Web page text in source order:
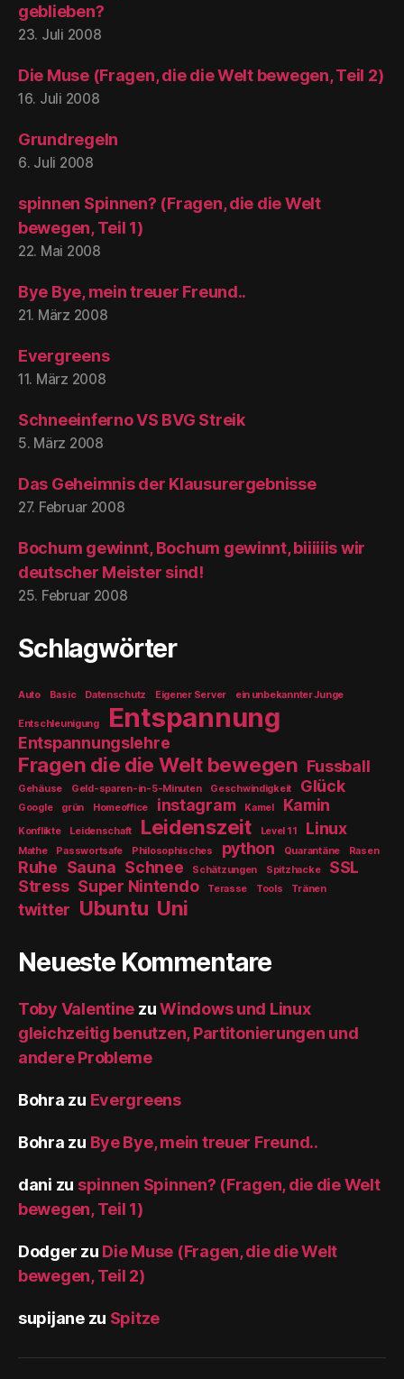
geblieben?
23. Juli 2008
Die Muse (Fragen, die die Welt bewegen, Teil 2)
16. Juli 2008
Grundregeln
6. Juli 2008
spinnen Spinnen? (Fragen, die die Welt
bewegen, Teil 1)
22. Mai 2008
Bye Bye, mein treuer Freund..
21. März 2008
Evergreens
11. März 2008
Schneeinferno VS BVG Streik
5. März 2008
Das Geheimnis der Klausurergebnisse
27. Februar 2008
Bochum gewinnt, Bochum gewinnt, biiiiiis wir
deutscher Meister sind!
25. Februar 2008
Schlagwörter
Auto Basic Datenschutz Eigener Server ein unbekannter Junge
Entschleunigung Entspannung
Entspannungslehre
Fragen die die Welt bewegen Fussball
Gehäuse Geld-sparen-in-5-Minuten Geschwindigkeit Glück
Google grün Homeoffice instagram Kamel Kamin
Konflikte Leidenschaft Leidenszeit Level 11 Linux
Mathe Passwortsafe Philosophisches python Quarantäne Rasen
Ruhe Sauna Schnee Schätzungen Spitzhacke
SSL
Stress Super Nintendo Terasse Tools Tränen
twitter Ubuntu Uni
Neueste Kommentare
Toby Valentine zuWindows und Linux
gleichzeitig benutzen, Partitonierungen und
andere Probleme
Bohra zu Evergreens
Bohra zu Bye Bye, mein treuer Freund..
dani zu spinnen Spinnen? (Fragen, die die Welt
bewegen, Teil 1)
Dodger zu Die Muse (Fragen, die die Welt
bewegen, Teil 2)
supijanezu Spitze